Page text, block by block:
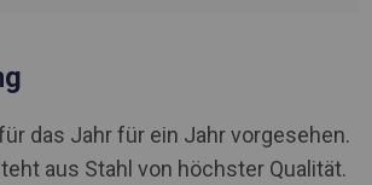
das Jahr für ein Jahr vorgesehen.
aus Stahl von höchster Qualität.